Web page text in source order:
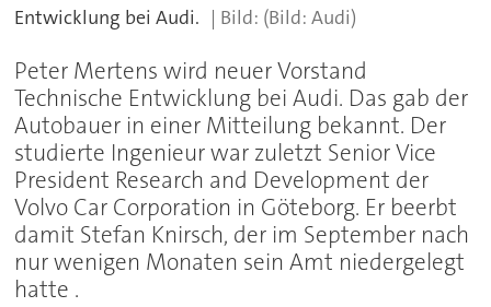
Entwicklung bei Audi.
(Bild: Audi)
Peter Mertens wird neuer Vorstand
Technische Entwicklung bei Audi. Das gab der
Autobauer in einer Mitteilung bekannt. Der
studierte Ingenieur war zuletzt Senior Vice
President Research and Development der
Volvo Car Corporation in Göteborg. Er beerbt
damit Stefan Knirsch, der im September nach
nur wenigen Monaten sein Amt niedergelegt
hatte .